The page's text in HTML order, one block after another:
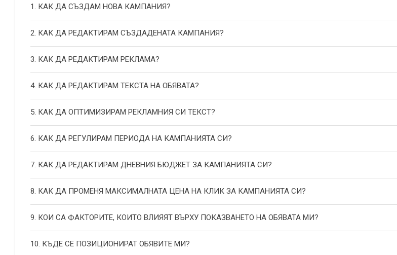
1. КАК ДА СЪЗДАМ НОВА КАМПАНИЯ?
2. КАК ДА РЕДАКТИРАМ СЪЗДАДЕНАТА КАМПАНИЯ?
3. КАК ДА РЕДАКТИРАМ РЕКЛАМА?
4. КАК ДА РЕДАКТИРАМ ТЕКСТА НА ОБЯВАТА?
5. КАК ДА ОПТИМИЗИРАМ РЕКЛАМНИЯ СИ ТЕКСТ?
6. КАК ДА РЕГУЛИРАМ ПЕРИОДА НА КАМПАНИЯТА СИ?
7. КАК ДА РЕДАКТИРАМ ДНЕВНИЯ БЮДЖЕТ ЗА КАМПАНИЯТА СИ?
8. КАК ДА ПРОМЕНЯ МАКСИМАЛНАТА ЦЕНА НА КЛИК ЗА КАМПАНИЯТА СИ?
9. КОИ СА ФАКТОРИТЕ, КОИТО ВЛИЯЯТ ВЪРХУ ПОКАЗВАНЕТО НА ОБЯВАТА МИ?
10. КЪДЕ СЕ ПОЗИЦИОНИРАТ ОБЯВИТЕ МИ?